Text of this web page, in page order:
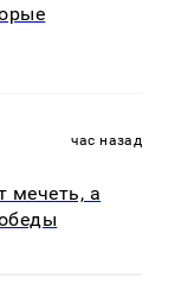
час назад
мечеть, а